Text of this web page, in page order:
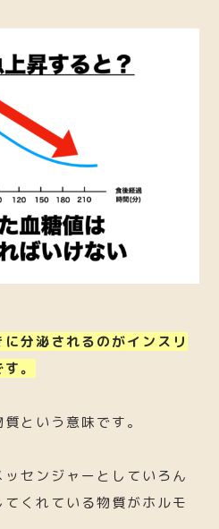
分泌されるのがインスリ
。
という意味です。
センジャーとしていろん
くれている物質がホルモ